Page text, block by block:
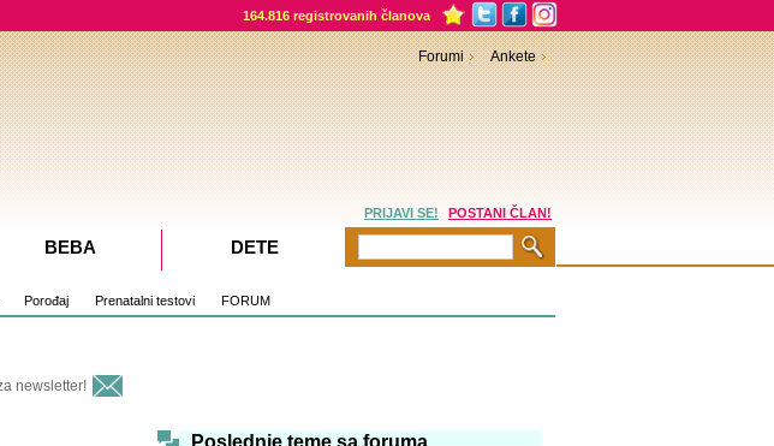
164.816 registrovanih članova
Porođaj Prenatalni testovi FORUM
newsletter!
Poslednje teme sa foruma
Forumi Ankete
PRIJAVI SE! POSTANI ČLAN!
BEBA DETE